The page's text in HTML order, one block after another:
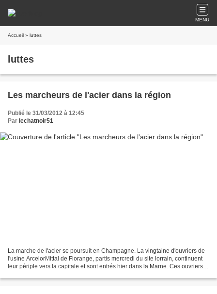
MENU
Accueil » luttes
luttes
Les marcheurs de l'acier dans la région
Publié le 31/03/2012 à 12:45
Par lechatnoir51
La marche de l'acier se poursuit en Champagne. La vingtaine d'ouvriers de
l'usine ArcelorMittal de Florange, partis mercredi du site lorrain, continuent
leur périple vers la capitale et sont entrés hier dans la Marne. Ces ouvriers